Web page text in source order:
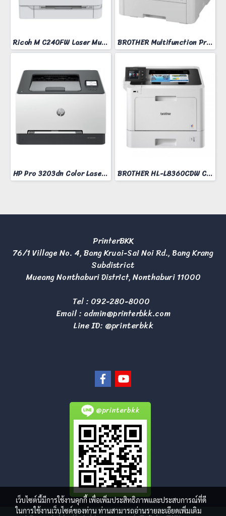
Ricoh M C240FW Laser Multifunction Printer BROTHER Multifunction Printer Model MFC-L3760CDW
HP Pro 3203dn Color Laser Printer BROTHER HL-L8360CDW COLOR LASER PRINTER
PrinterBKK
76/1 Village No. 4, Bang Kruai-Sai Noi Rd., Bang Krang
Subdistrict
Mueang Nonthaburi District, Nonthaburi 11000
Tel : 092-280-8000
Email : admin@printerbkk.com
Line ID: @printerbkk
@printerbkk
เว็บไซต์นี้มีการใช้งานคุกกี้ เพื่อเพิ่มประสิทธิภาพและประสบการณ์ที่ดี
ในการใช้งานเว็บไซต์ของท่าน ท่านสามารถอ่านรายละเอียดเพิ่มเติม